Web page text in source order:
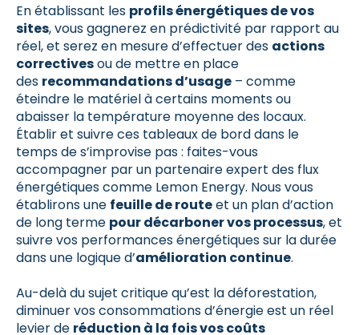
En établissant les profils énergétiques de vos
sites, vous gagnerez en prédictivité par rapport au
réel, et serez en mesure d’effectuer des actions
correctivesou de mettre en place
des recommandations d’usage – comme
éteindre le matériel à certains moments ou
abaisser la température moyenne des locaux.
Établir et suivre ces tableaux de bord dans le
temps de s’improvise pas : faites-vous
accompagner par un partenaire expert des flux
énergétiques comme Lemon Energy. Nous vous
établirons une feuille de routeet un plan d’action
de long terme pour décarboner vos processus, et
suivre vos performances énergétiques sur la durée
dans une logique d’amélioration continue.
Au-delà du sujet critique qu’est la déforestation,
diminuer vos consommations d’énergie est un réel
levier de réduction à la fois vos coûts